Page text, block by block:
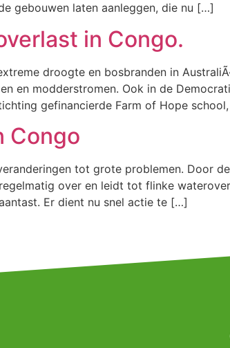
gebouwen laten aanleggen, die nu […]
in Congo.
droogte en bosbranden in
en modderstromen. Ook in de
gefinancierde Farm of Hope
Congo
tot grote problemen. Door
over en leidt tot flinke
Er dient nu snel actie te […]